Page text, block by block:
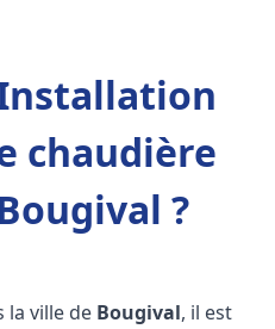
chaudière
?
la ville de Bougival, il est